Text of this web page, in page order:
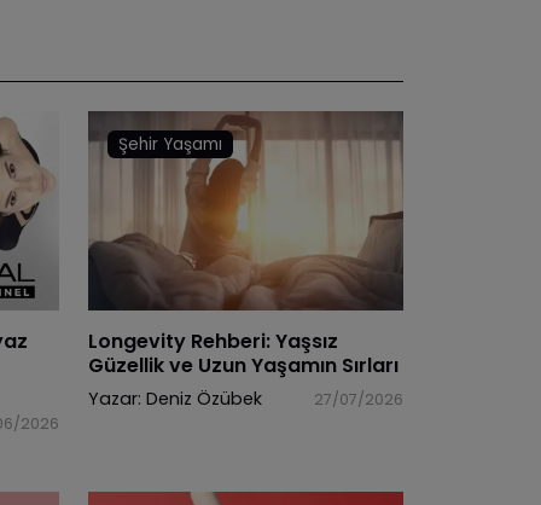
2026
Şehir Yaşamı
Longevity Rehberi: Yaşsız
Güzellik ve Uzun Yaşamın Sırları
Yazar: Deniz Özübek 27/07/2026